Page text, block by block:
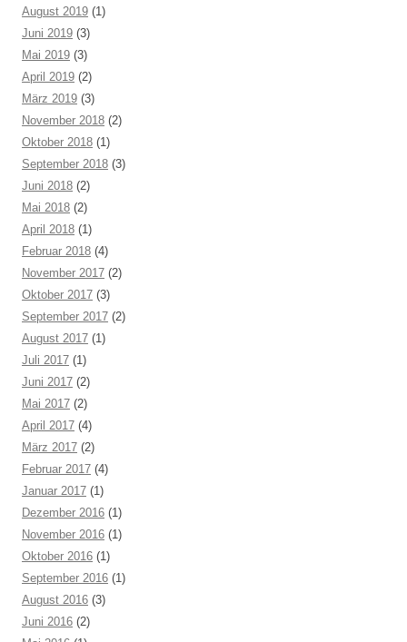
August 2019 (1)
Juni 2019 (3)
Mai 2019 (3)
April 2019 (2)
März 2019 (3)
November 2018 (2)
Oktober 2018 (1)
September 2018 (3)
Juni 2018 (2)
Mai 2018 (2)
April 2018 (1)
Februar 2018 (4)
November 2017 (2)
Oktober 2017 (3)
September 2017 (2)
August 2017 (1)
Juli 2017 (1)
Juni 2017 (2)
Mai 2017 (2)
April 2017 (4)
März 2017 (2)
Februar 2017 (4)
Januar 2017 (1)
Dezember 2016 (1)
November 2016 (1)
Oktober 2016 (1)
September 2016 (1)
August 2016 (3)
Juni 2016 (2)